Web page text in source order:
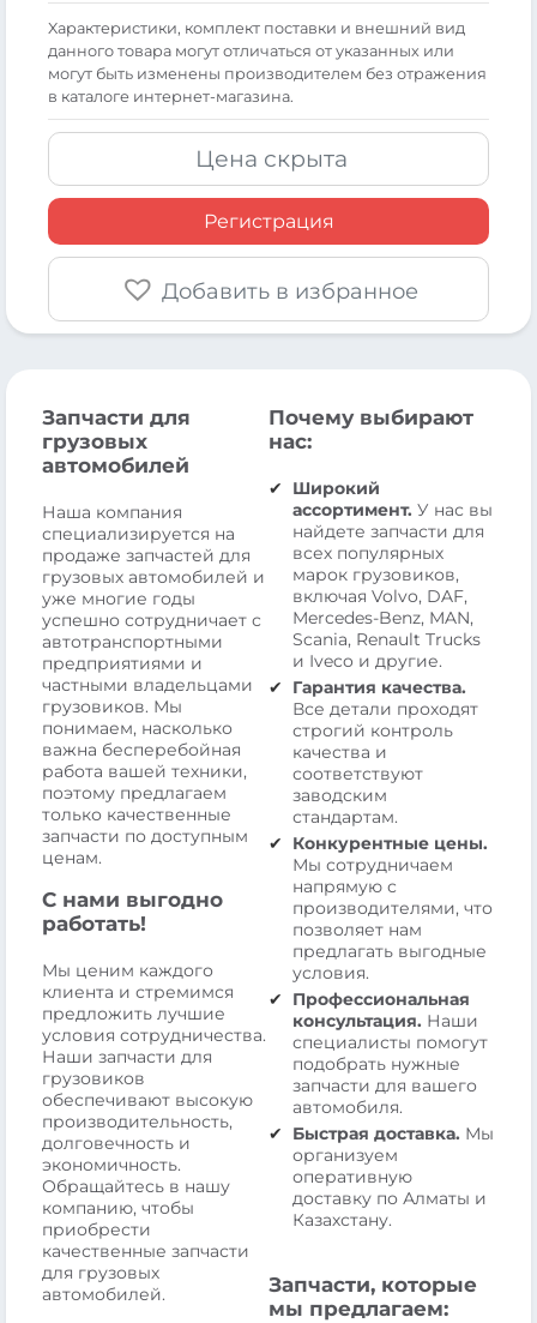
Xарактеристики, комплект поставки и внешний вид
данного товара могут отличаться от указанных или
могут быть изменены производителем без отражения
в каталоге интернет-магазина.
Цена скрыта
Регистрация
Добавить в избранное
Запчасти для
грузовых
автомобилей
Наша компания
специализируется на
продаже запчастей для
грузовых автомобилей и
уже многие годы
успешно сотрудничает с
автотранспортными
предприятиями и
частными владельцами
грузовиков. Мы
понимаем, насколько
важна бесперебойная
работа вашей техники,
поэтому предлагаем
только качественные
запчасти по доступным
ценам.
С нами выгодно
работать!
Мы ценим каждого
клиента и стремимся
предложить лучшие
условия сотрудничества.
Наши запчасти для
грузовиков
обеспечивают высокую
производительность,
долговечность и
экономичность.
Обращайтесь в нашу
компанию, чтобы
приобрести
качественные запчасти
для грузовых
автомобилей.
Почему выбирают
нас:
Широкий
ассортимент. У нас вы
найдете запчасти для
всех популярных
марок грузовиков,
включая Volvo, DAF,
Mercedes-Benz, MAN,
Scania, Renault Trucks
и Iveco и другие.
Гарантия качества.
Все детали проходят
строгий контроль
качества и
соответствуют
заводским
стандартам.
Конкурентные цены.
Мы сотрудничаем
напрямую с
производителями, что
позволяет нам
предлагать выгодные
условия.
Профессиональная
консультация. Наши
специалисты помогут
подобрать нужные
запчасти для вашего
автомобиля.
Быстрая доставка. Мы
организуем
оперативную
доставку по Алматы и
Казахстану.
Запчасти, которые
мы предлагаем: